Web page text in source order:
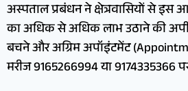
अस्पताल प्रबंधन ने क्षेत्रवासियों से इस
का अधिक से अधिक लाभ उठाने की
बचने और अग्रिम अपॉइंटमेंट
मरीज 9165266994 या